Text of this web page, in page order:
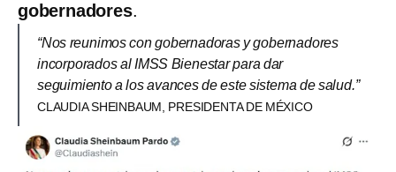
gobernadores.
“Nos reunimos con gobernadoras y gobernadores
incorporados al IMSS Bienestar para dar
seguimiento a los avances de este sistema de salud.”
CLAUDIA SHEINBAUM, PRESIDENTA DE MÉXICO